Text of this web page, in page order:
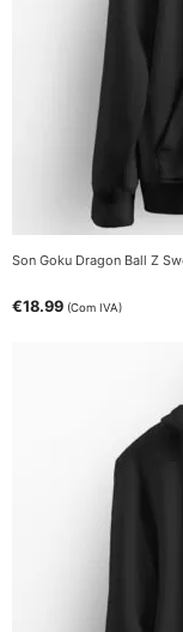
Son Goku Dragon Ball Z
€18.99 (Com IVA)